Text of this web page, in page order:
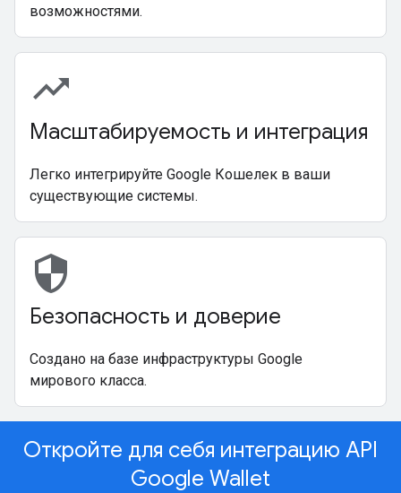
возможностями.
trending_up
Масштабируемость и интеграция
Легко интегрируйте Google Кошелек в ваши
существующие системы.
security
Безопасность и доверие
Создано на базе инфраструктуры Google
мирового класса.
Откройте для себя интеграцию API
Google Wallet